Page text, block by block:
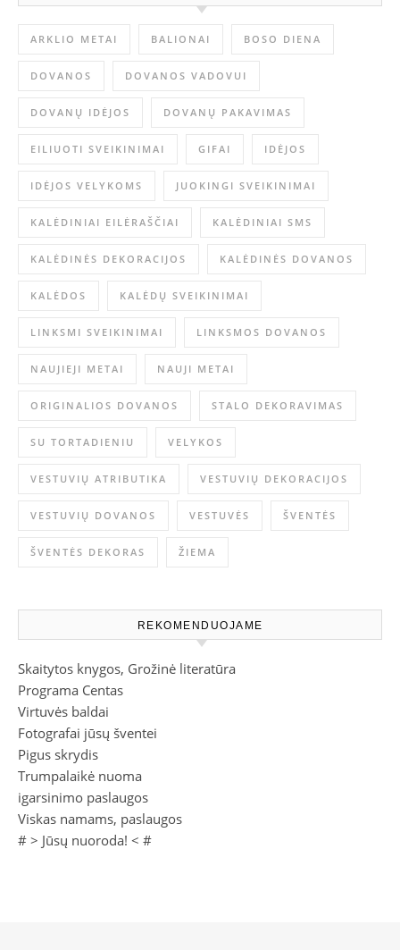
ARKLIO METAI BALIONAI BOSO DIENA
DOVANOS DOVANOS VADOVUI
DOVANŲ IDĖJOS DOVANŲ PAKAVIMAS
EILIUOTI SVEIKINIMAI GIFAI IDĖJOS
IDĖJOS VELYKOMS JUOKINGI SVEIKINIMAI
KALĖDINIAI EILĖRAŠČIAI KALĖDINIAI SMS
KALĖDINĖS DEKORACIJOS KALĖDINĖS DOVANOS
KALĖDOS KALĖDŲ SVEIKINIMAI
LINKSMI SVEIKINIMAI LINKSMOS DOVANOS
NAUJIEJI METAI NAUJI METAI
ORIGINALIOS DOVANOS STALO DEKORAVIMAS
SU TORTADIENIU VELYKOS
VESTUVIŲ ATRIBUTIKA VESTUVIŲ DEKORACIJOS
VESTUVIŲ DOVANOS VESTUVĖS ŠVENTĖS
ŠVENTĖS DEKORAS ŽIEMA
REKOMENDUOJAME
Skaitytos knygos, Grožinė literatūra
Programa Centas
Virtuvės baldai
Fotografai jūsų šventei
Pigus skrydis
Trumpalaikė nuoma
igarsinimo paslaugos
Viskas namams, paslaugos
# > Jūsų nuoroda! < #